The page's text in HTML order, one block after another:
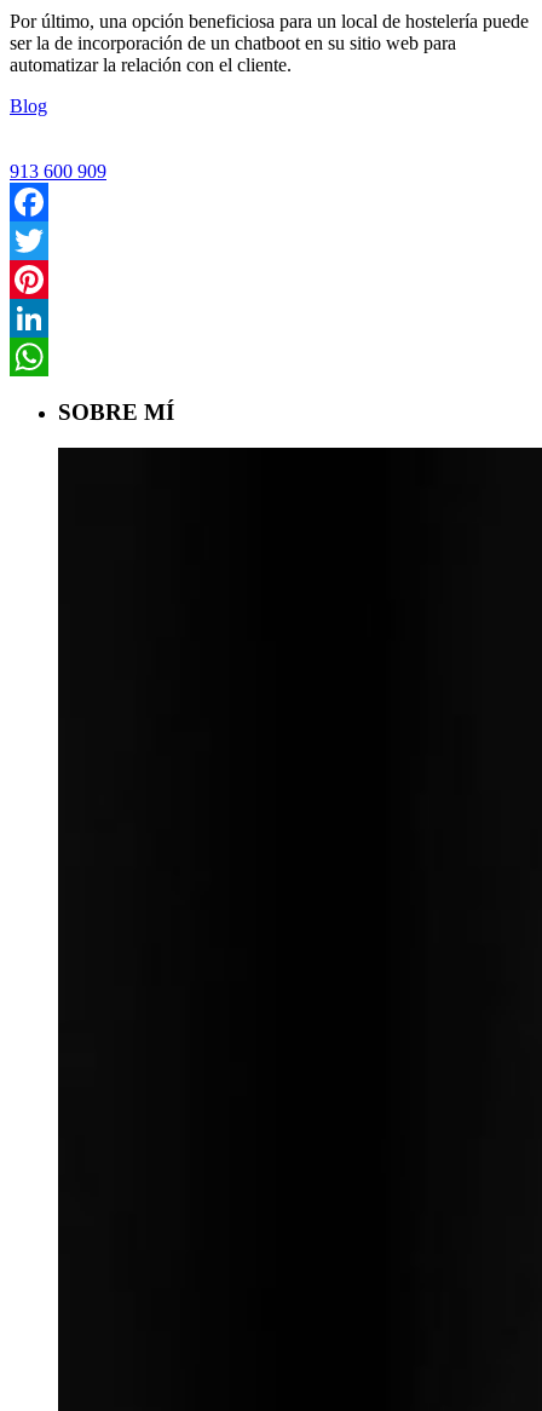
Por último, una opción beneficiosa para un local de hostelería puede
ser la de incorporación de un chatboot en su sitio web para
automatizar la relación con el cliente.
Blog
913 600 909
Facebook
Twitter
Pinterest
LinkedIn
SOBRE MÍ